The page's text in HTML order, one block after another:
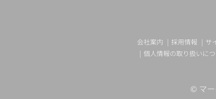
会社案内 採用情報 サ
個人情報の取り扱いに
© マ